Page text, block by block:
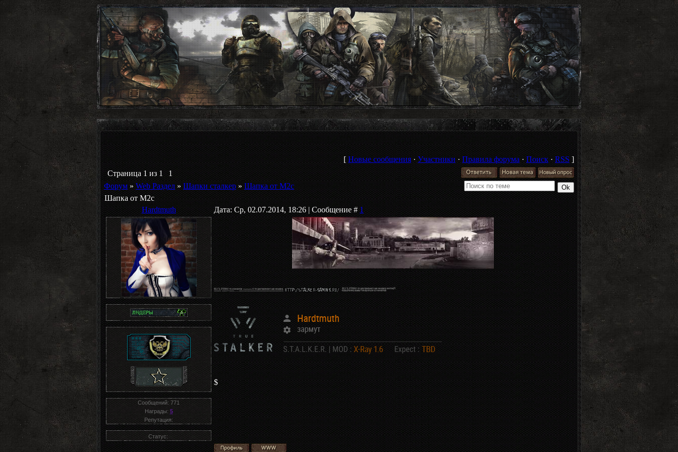
[ Новые сообщения · Участники · Правила форума · Поиск · RSS ]
Страница 1 из 1
1
Форум » Web Раздел » Шапки сталкер » Шапка от M2c
Шапка от M2c
Hardtmuth
Дата: Ср, 02.07.2014, 18:26 | Сообщение # 1
Сообщений: 771
Награды: 5
Репутация:
Статус:
$